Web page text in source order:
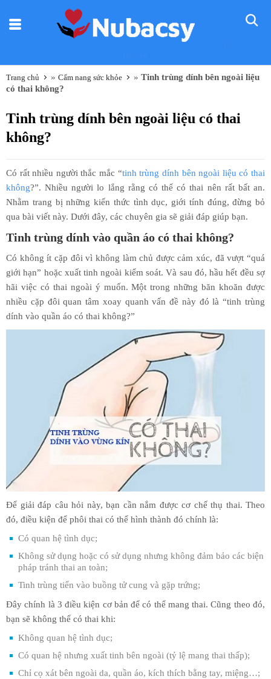
Trang chủ » Cẩm nang sức khỏe » Tinh trùng dính bên ngoài liệu
có thai không?
Tinh trùng dính bên ngoài liệu có thai
không?
Có rất nhiều người thắc mắc “tinh trùng dính bên ngoài liệu có thai
không?”. Nhiều người lo lắng rằng có thể có thai nên rất bất an.
Nhằm trang bị những kiến thức tình dục, giới tính đúng, đừng bỏ
qua bài viết này. Dưới đây, các chuyên gia sẽ giải đáp giúp bạn.
Tinh trùng dính vào quần áo có thai không?
Có không ít cặp đôi vì không làm chủ được cảm xúc, đã vượt “quá
giới hạn” hoặc xuất tinh ngoài kiểm soát. Và sau đó, hầu hết đều sợ
hãi việc có thai ngoài ý muốn. Một trong những băn khoăn được
nhiều cặp đôi quan tâm xoay quanh vấn đề này đó là “tinh trùng
dính vào quần áo có thai không?”
Để giải đáp câu hỏi này, bạn cần nắm được cơ chế thụ thai. Theo
đó, điều kiện để phôi thai có thể hình thành đó chính là:
Có quan hệ tình dục;
Không sử dụng hoặc có sử dụng nhưng không đảm bảo các biện
pháp tránh thai an toàn;
Tinh trùng tiến vào buồng tử cung và gặp trứng;
Đây chính là 3 điều kiện cơ bản để có thể mang thai. Cũng theo đó,
bạn sẽ không thể có thai khi:
Không quan hệ tình dục;
Có quan hệ nhưng xuất tinh bên ngoài (tỷ lệ mang thai thấp);
Chỉ cọ xát bên ngoài da, quần áo, kích thích bằng tay, miệng…;